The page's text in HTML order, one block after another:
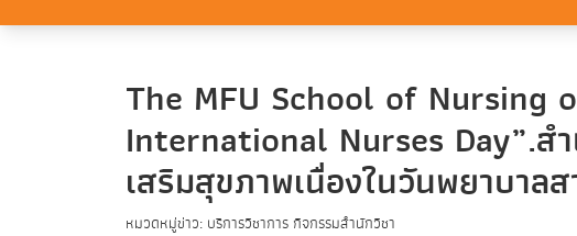
The MFU School of
International Nurses Day”.ส
เสริมสุขภาพเนื่องในวันพยาบาล
หมวดหมู่ข่าว: บริการวิชาการ กิจกรรมสำนักวิชา